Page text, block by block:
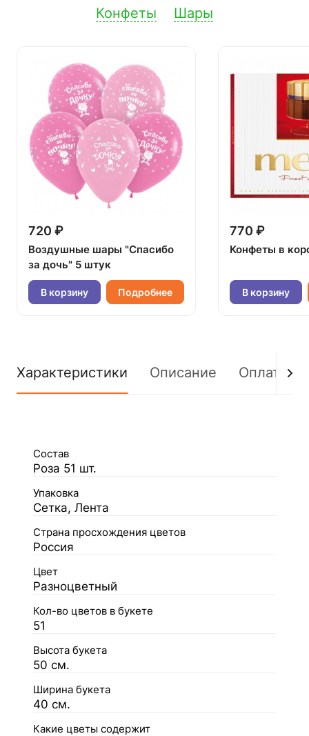
Конфеты Шары
720 ₽
Воздушные шары "Спасибо
за дочь" 5 штук
В корзину Подробнее
770 ₽
Конфеты в
В корзину
Характеристики Описание Оплата
Состав
Роза 51 шт.
Упаковка
Сетка, Лента
Страна просхождения цветов
Россия
Цвет
Разноцветный
Кол-во цветов в букете
51
Высота букета
50 см.
Ширина букета
40 см.
Какие цветы содержит